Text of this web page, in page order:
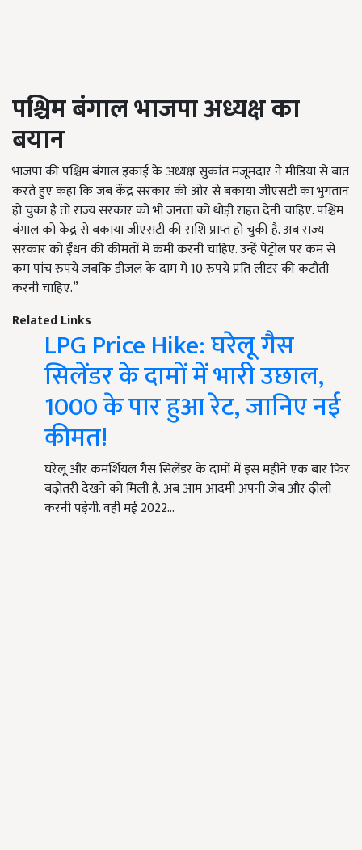
पश्चिम बंगाल भाजपा अध्यक्ष का
बयान
भाजपा की पश्चिम बंगाल इकाई के अध्यक्ष सुकांत मजूमदार ने मीडिया से बात
करते हुए कहा कि जब केंद्र सरकार की ओर से बकाया जीएसटी का भुगतान
हो चुका है तो राज्य सरकार को भी जनता को थोड़ी राहत देनी चाहिए. पश्चिम
बंगाल को केंद्र से बकाया जीएसटी की राशि प्राप्त हो चुकी है. अब राज्य
सरकार को ईंधन की कीमतों में कमी करनी चाहिए. उन्हें पेट्रोल पर कम से
कम पांच रुपये जबकि डीजल के दाम में 10 रुपये प्रति लीटर की कटौती
करनी चाहिए.”
Related Links
LPG Price Hike: घरेलू गैस
सिलेंडर के दामों में भारी उछाल,
1000 के पार हुआ रेट, जानिए नई
कीमत!
घरेलू और कमर्शियल गैस सिलेंडर के दामों में इस महीने एक बार फिर
बढ़ोतरी देखने को मिली है. अब आम आदमी अपनी जेब और ढ़ीली
करनी पड़ेगी. वहीं मई 2022…